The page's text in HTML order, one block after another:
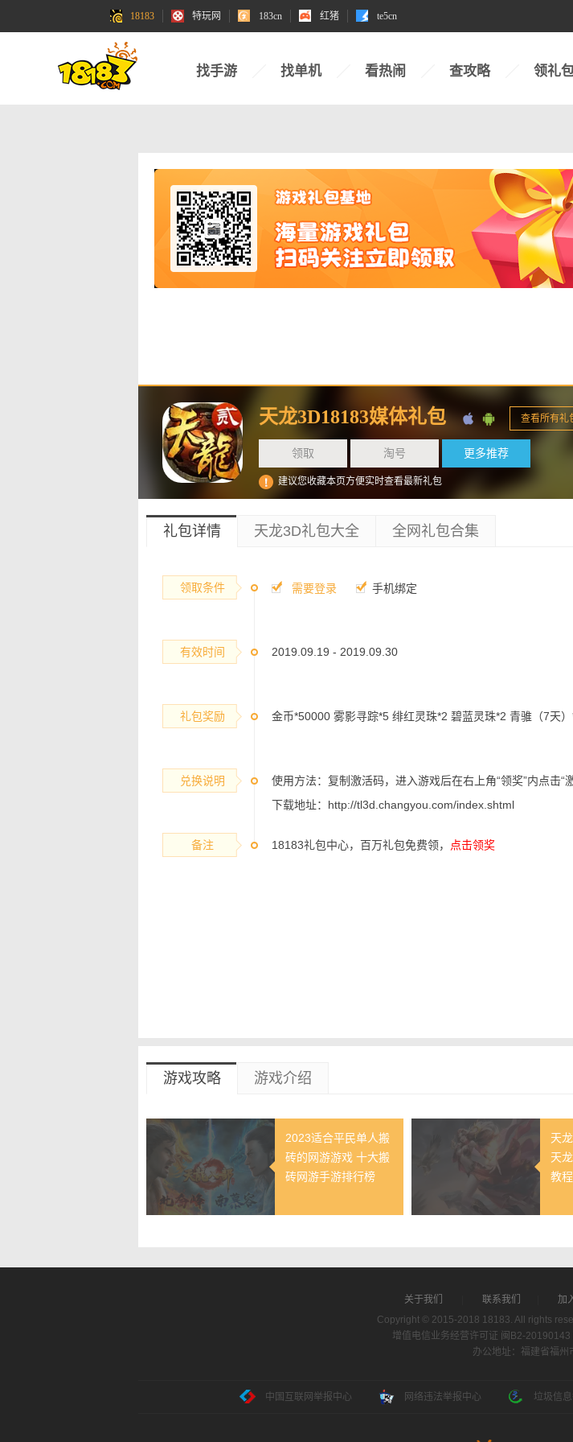
18183 特玩网 183cn 红猪 te5cn
找手游 找单机 看热闹 查攻略 领礼
天龙3D18183媒体礼包 查看所有礼
领取 淘号 更多推荐
建议您收藏本页方便实时查看最新礼包
礼包详情 天龙3D礼包大全 全网礼包合集
领取条件 需要登录 手机绑定
有效时间 2019.09.19 - 2019.09.30
礼包奖励 金币*50000 雾影寻踪*5 绯红灵珠*2 碧蓝灵珠*2 青骓（7天）
兑换说明
使用方法：复制激活码，进入游戏后在右上角“领奖”内点击“
下载地址： http://tl3d.changyou.com/index.shtml
备注 18183礼包中心，百万礼包免费领， 点击领奖
游戏攻略 游戏介绍
2023适合平民单人搬
砖的网游游戏 十大搬
砖网游手游排行榜
天
天
教程
关于我们 联系我们 加
Copyright © 2015-2018 18183. All rights
增值电信业务经营许可证 闽B2-20190143
办公地址：福建省福州
中国互联网举报中心 网络违法举报中心 垃圾信